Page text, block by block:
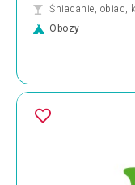
Śniadanie, obiad,
Obozy